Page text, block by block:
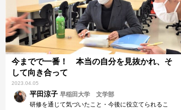
今までで一番！ 本当の自分を見抜かれ、そ
して向き合って
2023.04.05
平田涼子早稲田大学 文学部
研修を通じて気づいたこと・今後に役立てられるこ